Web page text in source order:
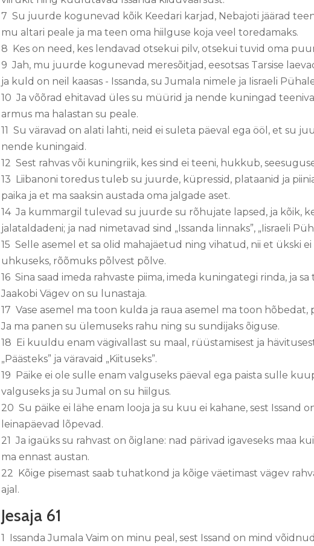
7 Su juurde kogunevad kõik Keedari karjad, Nebajoti jäärad
mu altari peale ja ma teen oma hiilguse koja veel toredamaks.
8 Kes on need, kes lendavad otsekui pilv, otsekui tuvid oma
9 Jah, mu juurde kogunevad meresõitjad, eesotsas Tarsise
ja kuld on neil kaasas - Issanda, su Jumala nimele ja Iisraeli
10 Ja võõrad ehitavad üles su müürid ja nende kuningad
armus ma halastan su peale.
11 Su väravad on alati lahti, neid ei suleta päeval ega ööl, et su
nende kuningaid.
12 Sest rahvas või kuningriik, kes sind ei teeni, hukkub,
13 Liibanoni toredus tuleb su juurde, küpressid, plataanid ja
paika ja et ma saaksin austada oma jalgade aset.
14 Ja kummargil tulevad su juurde su rõhujate lapsed, ja kõik,
jalataldadeni; ja nad nimetavad sind „Issanda linnaks”, „Iisraeli
15 Selle asemel et sa olid mahajäetud ning vihatud, nii et ükski
uhkuseks, rõõmuks põlvest põlve.
16 Sina saad imeda rahvaste piima, imeda kuningategi rinda, ja
Jaakobi Vägev on su lunastaja.
17 Vase asemel ma toon kulda ja raua asemel ma toon hõbedat,
Ja ma panen su ülemuseks rahu ning su sundijaks õiguse.
18 Ei kuuldu enam vägivallast su maal, rüüstamisest ja
„Päästeks” ja väravaid „Kiituseks”.
19 Päike ei ole sulle enam valguseks päeval ega paista sulle
valguseks ja su Jumal on su hiilgus.
20 Su päike ei lähe enam looja ja su kuu ei kahane, sest Issand
leinapäevad lõpevad.
21 Ja igaüks su rahvast on õiglane: nad pärivad igaveseks maa
ma ennast austan.
22 Kõige pisemast saab tuhatkond ja kõige väetimast vägev
ajal.
Jesaja 61
1 Issanda Jumala Vaim on minu peal, sest Issand on mind